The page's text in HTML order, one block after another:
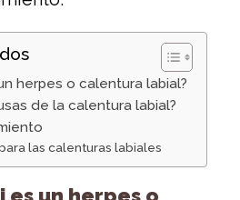
herpes o calentura labial?
de la calentura labial?
las calenturas labiales